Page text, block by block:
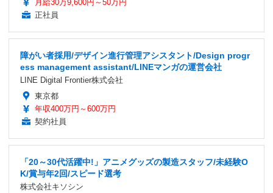
月給30万9,600円～50万円
正社員
障がい者採用/デザイン進行管理アシスタント/Design progr
ess management assistant/LINEマンガの運営会社
LINE Digital Frontier株式会社
東京都
年収400万円～600万円
契約社員
「20～30代活躍中!」アニメグッズの製造スタッフ/未経験O
K/賞与年2回/スピード選考
株式会社キソシン